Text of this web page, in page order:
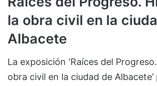
la obra civil en la
Albacete
La exposición ‘Raíces del
obra civil en la ciudad de Albacete’